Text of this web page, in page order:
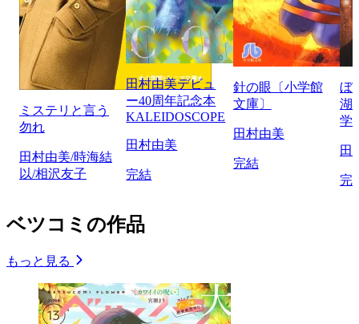
ミステリと言う
勿れ
田村由美/時海結
以/相沢友子
田村由美デビュ
ー40周年記念本
KALEIDOSCOPE
田村由美
完結
針の眼〔小学館
文庫〕
田村由美
完結
ぼ
湖
学
田
完
ベツコミの作品
もっと見る